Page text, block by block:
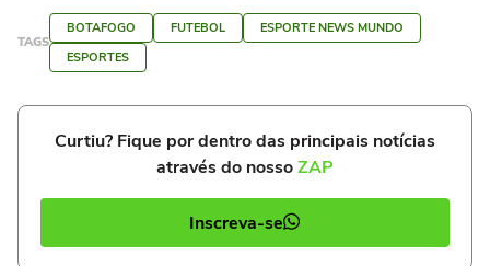
TAGS
BOTAFOGO FUTEBOL
ESPORTE NEWS MUNDO
ESPORTES
Curtiu? Fique por dentro das principais notícias
através do nossoZAP
Inscreva-se